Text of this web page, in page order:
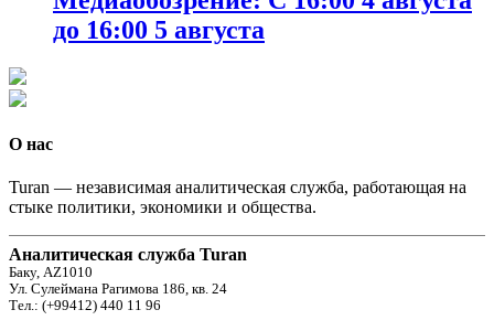
до 16:00 5 августа
О нас
Turan — независимая аналитическая служба, работающая на
стыке политики, экономики и общества.
Аналитическая служба Turan
Баку, AZ1010
Ул. Сулеймана Рагимова 186, кв. 24
Тел.: (+99412) 440 11 96